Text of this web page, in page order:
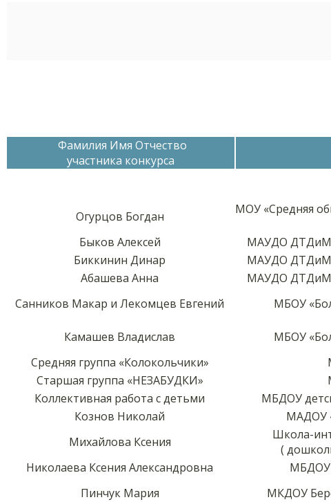
Фамилия Имя Отчество
участника конкурса
Огурцов Богдан
МОУ «Средняя
Быков Алексей
МАУДО ДТДиМ
Биккинин Динар
МАУДО ДТДиМ
Абашева Анна
МАУДО ДТДиМ
Санников Макар и Лекомцев Евгений
МБОУ
Камашев Владислав МБОУ
Средняя группа «Колокольчики»
Старшая группа «НЕЗАБУДКИ»
Коллективная работа с детьми
МБДОУ
Кознов Николай
МАДОУ
Михайлова Ксения
Школа-
(
Николаева Ксения Александровна
МБДОУ
Пинчук Мария
МКДОУ